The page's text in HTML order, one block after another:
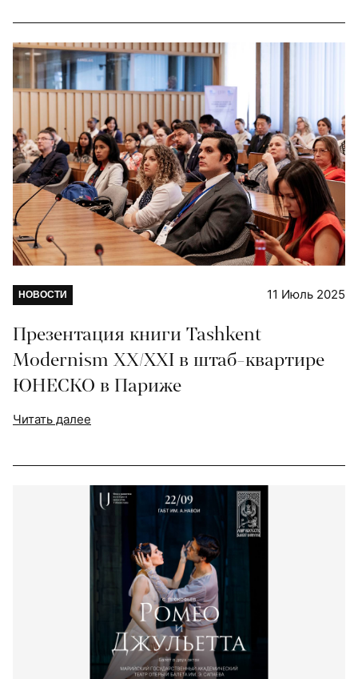
НОВОСТИ 11 Июль 2025
Презентация книги Tashkent
Modernism XX/XXI в штаб-квартире
ЮНЕСКО в Париже
Читать далее